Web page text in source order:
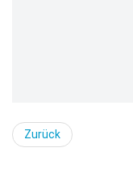
Zurück